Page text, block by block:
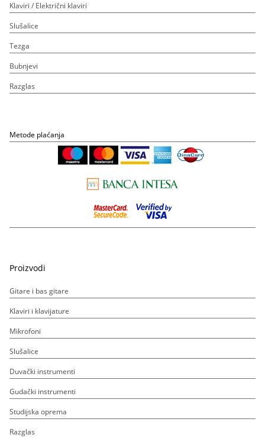
Klaviri / Električni klaviri
Slušalice
Tezga
Bubnjevi
Razglas
Metode plaćanja
Proizvodi
Gitare i bas gitare
Klaviri i klavijature
Mikrofoni
Slušalice
Duvački instrumenti
Gudački instrumenti
Studijska oprema
Razglas